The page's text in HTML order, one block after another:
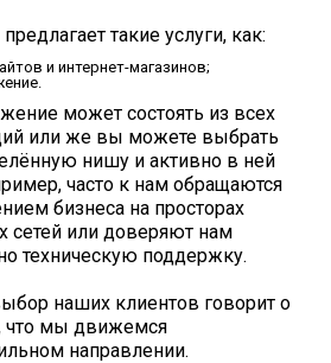
такие услуги, как:
и интернет-магазинов;
может состоять из всех
или же вы можете выбрать
нишу и активно в ней
часто к нам обращаются
бизнеса на просторах
сетей или доверяют нам
техническую поддержку.
наших клиентов говорит о
что мы движемся
направлении.